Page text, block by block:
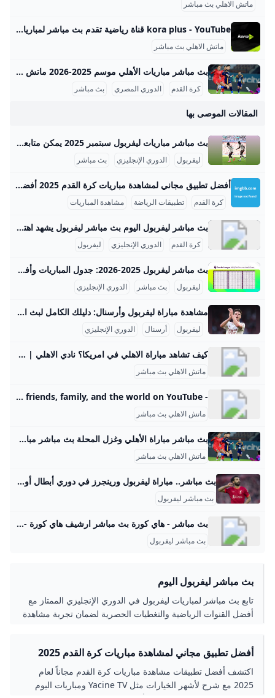
ماتش الاهلي بث مباشر
kora plus - YouTube قناة رياضية تقدم بث مباشر لمباريات الدوري وكأس مصر.. ومتابعة الأخبار الحصرية.. وبرامج متنوعة
ماتش الاهلي بث مباشر
بث مباشر مباريات الأهلي موسم 2025-2026 ماتش الأهلي بث مباشر هو حدث رياضي أساسي لعشاق كرة القدم في مصر والوطن العربي، حيث يحظى الفريق الجماهيري الكبير بتغطية إعلامية واهتمام واسع، خصوصًا في موسم 2025-2026 من الدوري المصري الممتاز. تتسم مباريات الأهلي هذا الموسم بالتنافسية والجدية بعد بداية متذبذبة كما يظهر من وضعيته الحالية في جدول الترتيب، حيث يسعى الفريق لاستعادة مستواه المتميز. مواعيد مباريات الأهلي تفصيليًا وفقًا لجدول مباريات الأهلي المعتمد من رابطة الأندية المصرية المحترفة، كان آخر لقاء جماهيري للأهلي في الدوري يوم 14 سبتمبر 2025 ضد إنبي على ملعب المقاولون العرب، في مباراة أقيمت ضمن الجولة السادسة.
كرة القدم الدوري المصري بث مباشر
المقالات الموصى بها
بث مباشر مباريات ليفربول سبتمبر 2025 يمكن متابعة بث مباشر مباريات ليفربول في شهر سبتمبر 2025 من خلال عدة قنوات رياضية، إذ يقدم الفريق موسمًا قويًا مع مدربه الهولندي أرني سلوت بعد استثمار ضخم في سوق الانتقالات الصيفية بقيمة 446 مليون جنيه إسترليني. يبدأ جدول مباريات ليفربول في سبتمبر 2025 بمواجهة بيرنلي في الدوري الإنجليزي الممتاز يوم الأحد 14 سبتمبر الساعة 16:00 بتوقيت السعودية ومصر. تليها مواجهة في كأس الكاراباو ضد ساوثهامبتون يوم 15 سبتمبر، ثم مباراة مهمة في دوري أبطال أوروبا ضد أتلتيكو مدريد يوم الأربعاء 17 سبتمبر الساعة 22:00.
ليفربول الدوري الإنجليزي بث مباشر
أفضل تطبيق مجاني لمشاهدة مباريات كرة القدم 2025 أفضل تطبيق لمشاهدة مباريات كرة القدم مجاناً؟ هذا سؤال يطرحه الكثيرون خاصة لمحبي الرياضة واللي يحبوا يشوفوا المباريات بدون تكاليف. في البداية، لازم نعرف أن جودة البث وسهولة الاستخدام هما أهم شي في التطبيق. لازم يكون التطبيق يعطي بث مباشر بجودة كويسة، وما يعلق، وكمان يكون سهل الاستخدام. مثلاً، تطبيق Yacine TV النسخة القانونية يعتبر من أفضل التطبيقات المجانية اللي تتيح مشاهدة المباريات بدون مشاكل. التطبيق هذا يقدم بث مباشر لقنوات كثيرة مفتوحة تغطي اغلب بطولات كرة القدم.
كرة القدم تطبيقات الرياضة مشاهدة المباريات
بث مباشر ليفربول اليوم بث مباشر ليفربول يشهد اهتماما كبيرا من عشاق كرة القدم حول العالم، وخصوصاً مع المباريات المهمة في الدوري الإنجليزي الممتاز ودوري أبطال أوروبا. في شهر سبتمبر 2025، على سبيل المثال، مباراة ليفربول القادمة ستكون ضد بيرنلي يوم الأحد 14 سبتمبر، وستُبث على القنوات الرياضية مثل Sky Sports في المملكة المتحدة، مع تغطية شاملة تشمل التعليق الصوتي الحي والبث المباشر بالصورة. يمكن مشاهدة مباريات ليفربول الحية عبر قنوات متعددة حسب الموقع الجغرافي، مثل TNT Sports وSky Sports في أوروبا، وTelemundo وUSA Network في الولايات المتحدة.
كرة القدم الدوري الإنجليزي ليفربول
بث مباشر ليفربول 2025-2026: جدول المباريات وأفضل القنوات إليكم مقالة مفصلة مكتوبة باللغة العربية عن موضوع “بث مباشر ليفربول” مع معلومات شاملة وأمثلة دقيقة: بث مباشر ليفربول: دليلك الشامل لمتابعة مباريات الريدز في موسم 2025-2026 مواعيد مباريات ليفربول في الدوري الإنجليزي الممتاز 2025-2026 يبدأ ليفربول موسم الدوري الإنجليزي الممتاز 2025-2026 بمواجهة مثيرة ضد بورنموث يوم الجمعة 15 أغسطس 2025 على ملعب أنفيلد، في أول مباراة دفاع عن اللقب بعد تتويجه في الموسم السابق. وينتهي موسم الدوري في 24 مايو 2026 بمواجهة بيرنتفورد أيضاً على ملعب أنفيلد.
ليفربول بث مباشر الدوري الإنجليزي
مشاهدة مباراة ليفربول وأرسنال: دليلك الكامل لبث المباراة 2025 مباراة ليفربول وأرسنال التي أقيمت يوم 31 أغسطس 2025 على ملعب أنفيلد كانت واحدة من أقوى اللقاءات في بداية موسم الدوري الإنجليزي الممتاز 2025-2026. انتهت المباراة بفوز ليفربول بهدف وحيد جاء عبر تسديدة مذهلة من ضربة حرة لصاحب الخبرة دومينيك سوبوسزلاي في الدقيقة 83. هذا الهدف جاء من تسديدة ملتوية من على بعد أكثر من 30 ياردة، حيث استطاع اللاعب تجاوز حارس آرسنال، ديفيد رايا، ليهدي فريقه النقاط الثلاث ويعزز موقعه في صدارة الدوري برصيد 9 نقاط بعد ثلاث مباريات.
ليفربول أرسنال الدوري الإنجليزي
كيف تشاهد مباراة الاهلي في امريكا؟ نادي الاهلي | DAZN US .
ماتش الاهلي بث مباشر
- YouTube Enjoy the videos and music you love, upload original content, and share it all with friends, family, and the world on YouTube.
ماتش الاهلي بث مباشر
بث مباشر مباراة الأهلي وغزل المحلة بث مباشر مباراة الأهلي وغزل المحلة في الدوري المصري الممتاز.. يبحث عدد كبير من عشاق الشياطين الحمر في مصر والوطن العربي عن مشاهدة بث مباشر مباراة الأهلي وغزل المحلة عمر خالد الإثنين 25/أغسطس/2025 - 05:16 م بث مباشر مباراة الأهلي وغزل المحلة facebooktwitterwhats بث مباشر مباراة الأهلي وغزل المحلة في الدوري المصري الممتاز.. يبحث عدد كبير من عشاق الشياطين الحمر في مصر والوطن العربي عن مشاهدة بث مباشر مباراة الأهلي وغزل المحلة في بطولة الدوري المصري الممتاز 2025-2026.
ماتش الاهلي بث مباشر
بث مباشر.. مباراة ليفربول ورينجرز في دوري أبطال أوروبا عشاق الساحرة المستديرة على موعد بعد قليل مع مباراة من العيار الثقيل بين كل من ليفربول ورينجرز في دوري أبطال أوروبا.
بث مباشر ليفربول
بث مباشر - هاي كورة بث مباشر ارشيف هاي كورة - بث مباشر
بث مباشر ليفربول
بث مباشر ليفربول اليوم
تابع بث مباشر لمباريات ليفربول في الدوري الإنجليزي الممتاز مع
أفضل القنوات الرياضية والتغطيات الحصرية لضمان تجربة مشاهدة
أفضل تطبيق مجاني لمشاهدة مباريات كرة القدم 2025
اكتشف أفضل تطبيقات مشاهدة مباريات كرة القدم مجاناً لعام
2025 مع شرح لأشهر الخيارات مثل Yacine TV ومباريات اليوم